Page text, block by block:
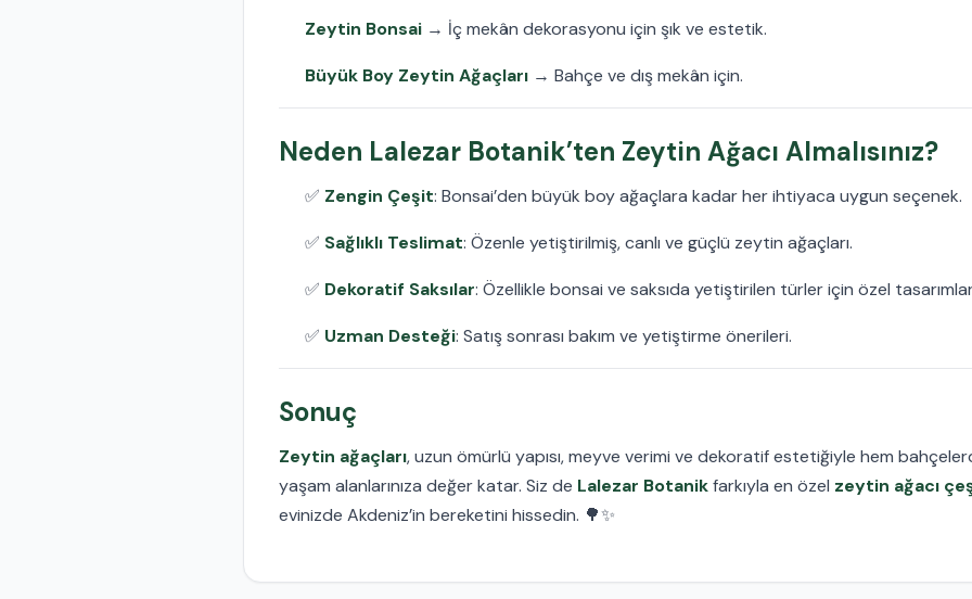
Zeytin Bonsai → İç mekân dekorasyonu için şık ve estetik.
Büyük Boy Zeytin Ağaçları → Bahçe ve dış mekân için.
Neden Lalezar Botanik’ten Zeytin Ağacı Almalısınız?
✅ Zengin Çeşit: Bonsai’den büyük boy ağaçlara kadar her ihtiyaca uygun seçenek.
✅ Sağlıklı Teslimat: Özenle yetiştirilmiş, canlı ve güçlü zeytin ağaçları.
✅ Dekoratif Saksılar: Özellikle bonsai ve saksıda yetiştirilen türler için özel
✅ Uzman Desteği: Satış sonrası bakım ve yetiştirme önerileri.
Sonuç
Zeytin ağaçları, uzun ömürlü yapısı, meyve verimi ve dekoratif estetiğiyle hem
yaşam alanlarınıza değer katar. Siz de Lalezar Botanikfarkıyla en özel zeytin ağacı
evinizde Akdeniz’in bereketini hissedin. 🌳✨